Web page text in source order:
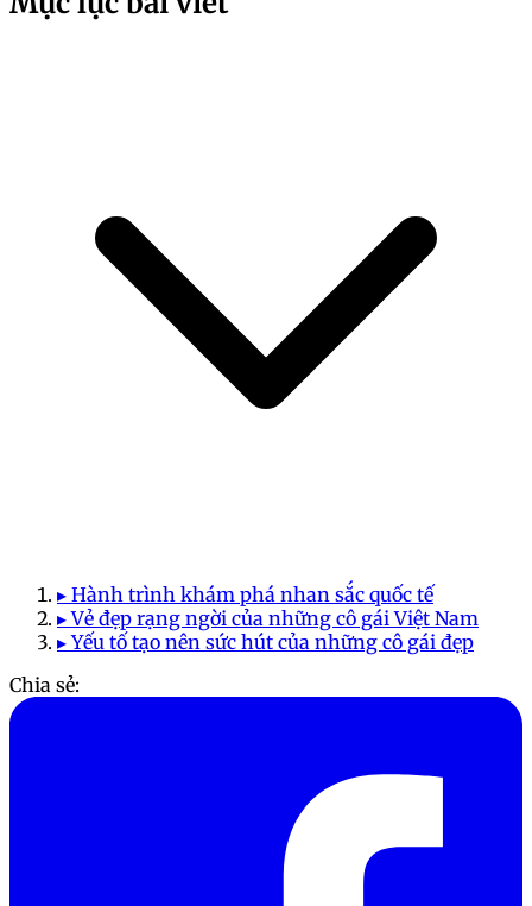
▸ Hành trình khám phá nhan sắc quốc tế
▸ Vẻ đẹp rạng ngời của những cô gái Việt Nam
▸ Yếu tố tạo nên sức hút của những cô gái đẹp
Chia sẻ: